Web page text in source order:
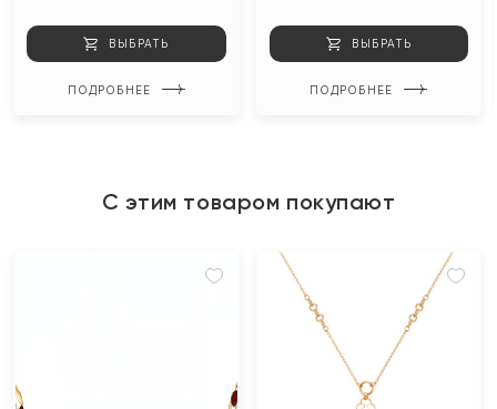
ВЫБРАТЬ
ПОДРОБНЕЕ
ВЫБРАТЬ
ПОДРОБНЕЕ
С этим товаром покупают